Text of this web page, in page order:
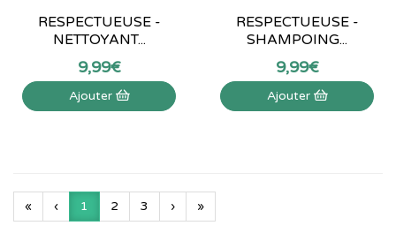
RESPECTUEUSE -
NETTOYANT...
9,99€
Ajouter
RESPECTUEUSE -
SHAMPOING...
9,99€
Ajouter
« ‹ 1 2 3 › »